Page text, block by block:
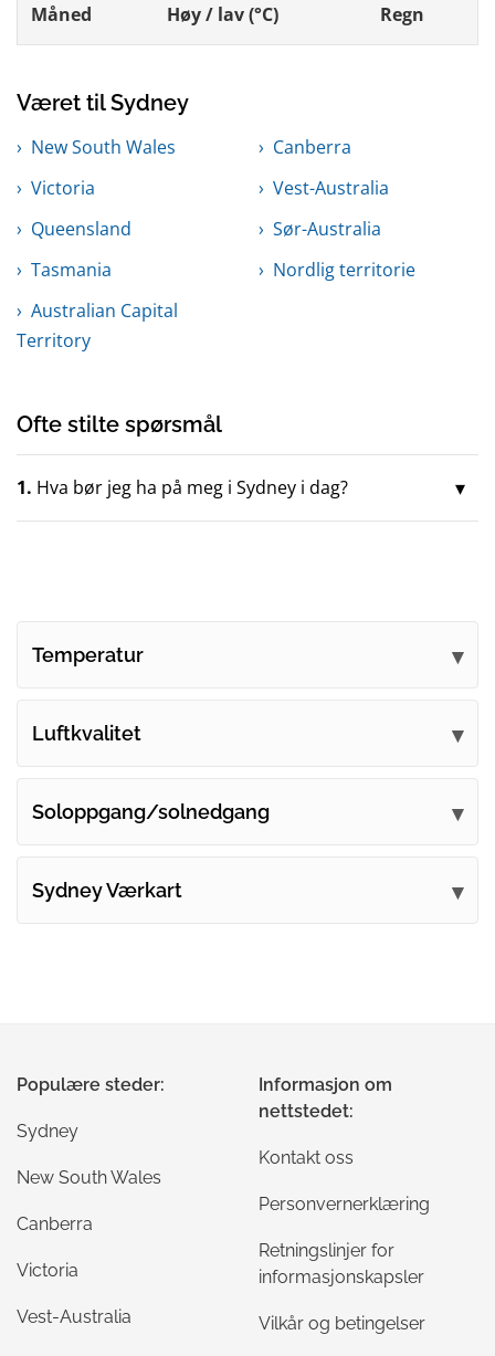
Måned Høy / lav (°C) Regn
Været til Sydney
New South Wales
Canberra
Victoria
Vest-Australia
Queensland
Sør-Australia
Tasmania
Nordlig territorie
Australian Capital
Territory
Ofte stilte spørsmål
1. Hva bør jeg ha på meg i Sydney i dag?
Temperatur
Luftkvalitet
Soloppgang/solnedgang
Sydney Værkart
Populære steder:
Sydney
New South Wales
Canberra
Victoria
Vest-Australia
Informasjon om
nettstedet:
Kontakt oss
Personvernerklæring
Retningslinjer for
informasjonskapsler
Vilkår og betingelser